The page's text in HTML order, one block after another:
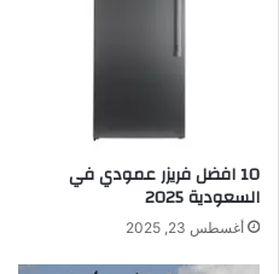
10 افضل فريزر عمودي​ في
السعودية​ 2025
أغسطس 23, 2025